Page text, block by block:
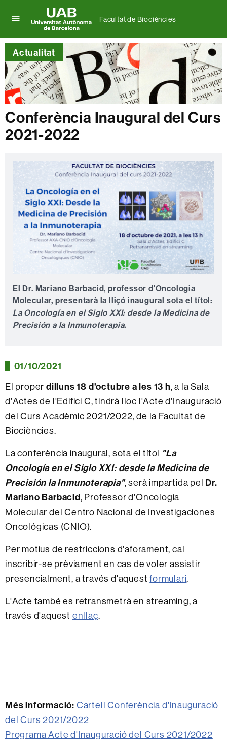
per
desplegar
el
menú
de
Facultat
de
Biociències
Universitat
Autònoma
de
Barcelona
Facultat de Biociències
Actualitat
Conferència Inaugural del Curs
2021-2022
El Dr. Mariano Barbacid, professor d'Oncologia
Molecular, presentarà la lliçó inaugural sota el títol:
La Oncología en el Siglo XXI: desde la Medicina de
Precisión a la Inmunoterapia.
01/10/2021
El proper dilluns 18 d'octubre a les 13 h, a la Sala
d'Actes de l'Edifici C, tindrà lloc l'Acte d'Inauguració
del Curs Acadèmic 2021/2022, de la Facultat de
Biociències.
La conferència inaugural, sota el títol "La
Oncología en el Siglo XXI: desde la Medicina de
Precisión la Inmunoterapia", serà impartida pel Dr.
Mariano Barbacid, Professor d'Oncologia
Molecular del Centro Nacional de Investigaciones
Oncológicas (CNIO).
Per motius de restriccions d'aforament, cal
inscribir-se prèviament en cas de voler assistir
presencialment, a través d'aquestformulari.
L'Acte també es retransmetrà en streaming, a
través d'aquest enllaç.
Més informació: Cartell Conferència d'Inauguració
del Curs 2021/2022
Programa Acte d'Inauguració del Curs 2021/2022